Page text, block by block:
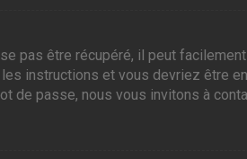
pas être récupéré, il peut
instructions et vous devriez être
de passe, nous vous invitons à